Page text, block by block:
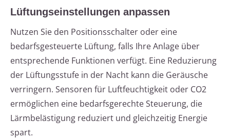
Lüftungseinstellungen anpassen
Nutzen Sie den Positionsschalter oder eine
bedarfsgesteuerte Lüftung, falls Ihre Anlage über
entsprechende Funktionen verfügt. Eine Reduzierung
der Lüftungsstufe in der Nacht kann die Geräusche
verringern. Sensoren für Luftfeuchtigkeit oder CO2
ermöglichen eine bedarfsgerechte Steuerung, die
Lärmbelästigung reduziert und gleichzeitig Energie
spart.